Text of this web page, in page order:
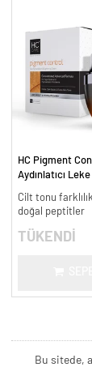
HC Pigment
Aydınlatıcı
Cilt tonu
doğal peptitler
TÜKENDİ
Bu sitede,